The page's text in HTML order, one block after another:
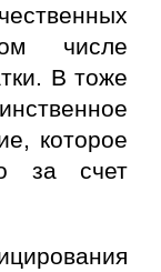
числе
В тоже
которое
за счет